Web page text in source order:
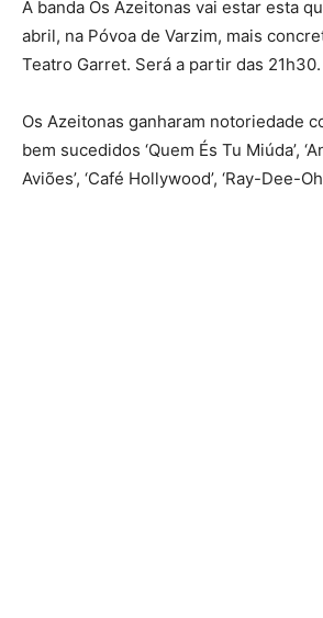
A banda Os Azeitonas vai estar esta
abril, na Póvoa de Varzim, mais
Teatro Garret. Será a partir das 21h30.
Os Azeitonas ganharam notoriedade
bem sucedidos ‘Quem És Tu Miúda’,
Aviões’, ‘Café Hollywood’, ‘Ray-Dee-